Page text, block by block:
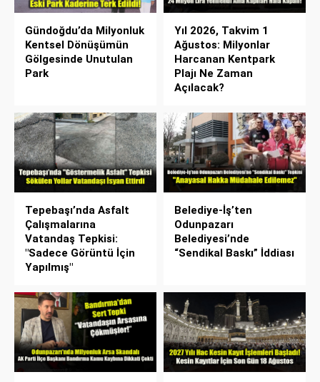
Gündoğdu’da Milyonluk
Kentsel Dönüşümün
Gölgesinde Unutulan
Park
Yıl 2026, Takvim 1
Ağustos: Milyonlar
Harcanan Kentpark
Plajı Ne Zaman
Açılacak?
Tepebaşı’nda Asfalt
Çalışmalarına
Vatandaş Tepkisi:
"Sadece Görüntü İçin
Yapılmış"
Belediye-İş’ten
Odunpazarı
Belediyesi’nde
“Sendikal Baskı” İddiası